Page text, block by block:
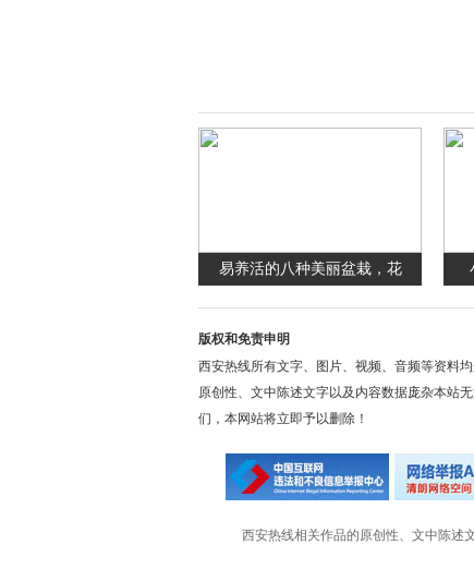
易养活的八种美丽盆栽，花
版权和免责申明
西安热线所有文字、图片、视频、音频等资料
原创性、文中陈述文字以及内容数据庞杂本站
们，本网站将立即予以删除！
西安热线相关作品的原创性、文中陈述